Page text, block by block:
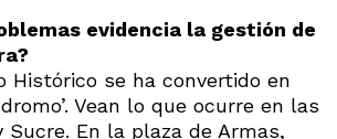
evidencia la gestión de
Histórico se ha convertido en
Vean lo que ocurre en las
En la plaza de Armas,